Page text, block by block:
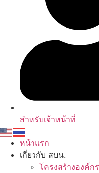
สำหรับเจ้าหน้าที่
หน้าแรก
เกี่ยวกับ สบน.
โครงสร้างองค์กร